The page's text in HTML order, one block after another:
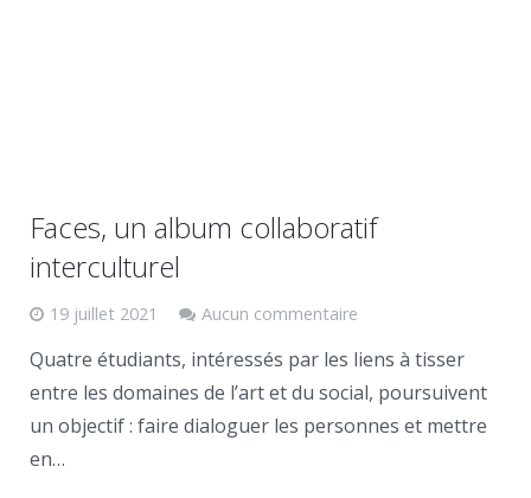
Faces, un album collaboratif
interculturel
19 juillet 2021 Aucun commentaire
Quatre étudiants, intéressés par les liens à tisser
entre les domaines de l’art et du social, poursuivent
un objectif : faire dialoguer les personnes et mettre
en…